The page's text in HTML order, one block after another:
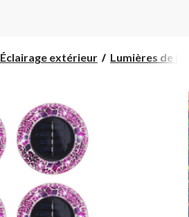
Éclairage extérieur Lumières de